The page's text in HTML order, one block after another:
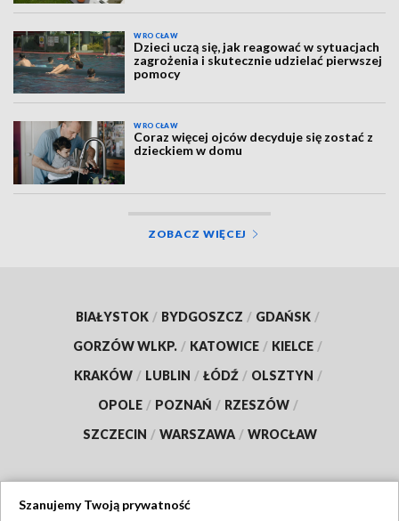
WROCŁAW
Dzieci uczą się, jak reagować w sytuacjach
zagrożenia i skutecznie udzielać pierwszej
pomocy
WROCŁAW
Coraz więcej ojców decyduje się zostać z
dzieckiem w domu
ZOBACZ WIĘCEJ
BIAŁYSTOK / BYDGOSZCZ / GDAŃSK /
GORZÓW WLKP. / KATOWICE / KIELCE /
KRAKÓW / LUBLIN / ŁÓDŹ / OLSZTYN /
OPOLE / POZNAŃ / RZESZÓW /
SZCZECIN / WARSZAWA / WROCŁAW
Szanujemy Twoją prywatność